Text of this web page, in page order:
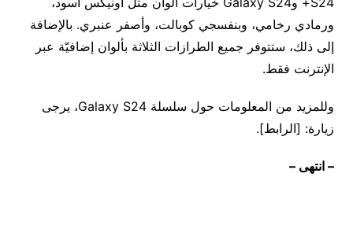
ورمادي رخامي، وبنفسجي كوبالت، وأصفر عنبري. بالإضافة
إلى ذلك، ستتوفر جميع الطرازات الثلاثة بألوان إضافيّة عبر
الإنترنت فقط.
وللمزيد من المعلومات حول سلسلة Galaxy S24، يرجى
زيارة: [الرابط].
انتهى–